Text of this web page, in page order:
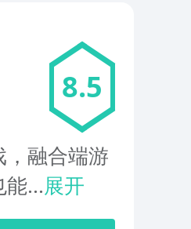
8.5
融合端游
...展开